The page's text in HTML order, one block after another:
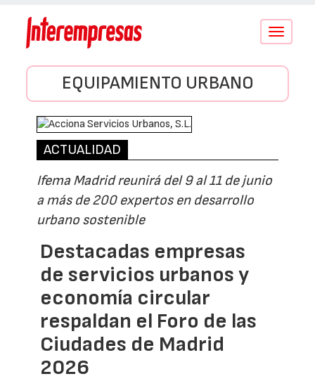
Conmutar
EQUIPAMIENTO URBANO
ACTUALIDAD
Ifema Madrid reunirá del 9 al 11 de junio
a más de 200 expertos en desarrollo
urbano sostenible
Destacadas empresas
de servicios urbanos y
economía circular
respaldan el Foro de las
Ciudades de Madrid
2026